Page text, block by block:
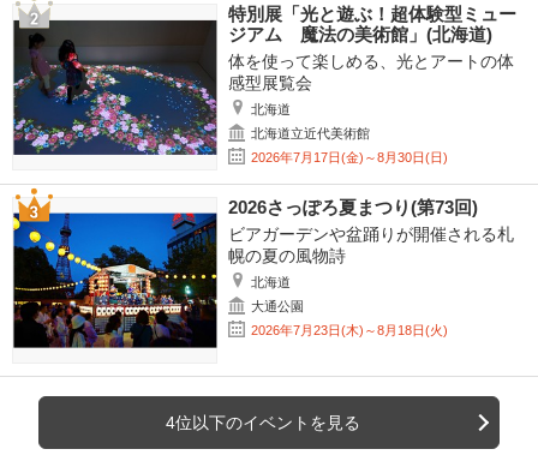
特別展「光と遊ぶ！超体験型ミュー
ジアム 魔法の美術館」(北海道)
体を使って楽しめる、光とアートの体
感型展覧会
北海道
北海道立近代美術館
2026年7月17日(金)～8月30日(日)
2026さっぽろ夏まつり(第73回)
ビアガーデンや盆踊りが開催される札
幌の夏の風物詩
北海道
大通公園
2026年7月23日(木)～8月18日(火)
4位以下のイベントを見る